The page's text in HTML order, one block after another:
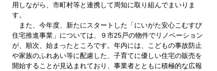
用しながら、市町村等と連携して周知に取り組んでまいりま
す。
また、今年度、新たにスタートした「にいがた安心こむすび
住宅推進事業」については、９市25戸の物件でリノベーション
が、順次、始まったところです。年内には、こどもの事故防止
や家族のふれあい等に配慮した、子育てに優しい住宅の販売を
開始することが見込まれており、事業者とともに積極的な広報